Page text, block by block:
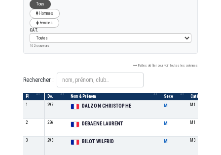
Tous
Hommes
Femmes
CAT.
102 coureurs
Faites défiler pour voir toutes les colonnes
Rechercher :
Pl Do. Nom & Prénom Sexe
Catégorie
1
297 DALZON CHRISTOPHE M M1
2 236 DEBAENE LAURENT M M1
3 293 BILOT WILFRID M M3